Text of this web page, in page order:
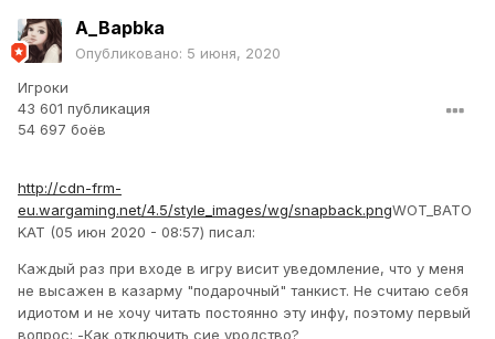
A_Bapbka
Опубликовано: 5 июня, 2020
Игроки
43 601 публикация
54 697 боёв
http://cdn-frm-
eu.wargaming.net/4.5/style_images/wg/snapback.pngWOT_BATO
KAT (05 июн 2020 - 08:57) писал:
Каждый раз при входе в игру висит уведомление, что у меня
не высажен в казарму "подарочный" танкист. Не считаю себя
идиотом и не хочу читать постоянно эту инфу, поэтому первый
вопрос: -Как отключить сие уродство?